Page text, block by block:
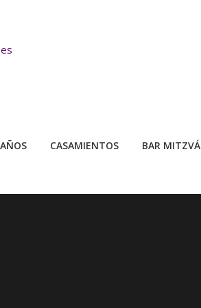
CASAMIENTOS BAR MITZVÁ